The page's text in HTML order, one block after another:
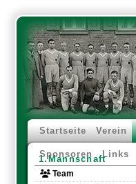
Startseite Verein
Sponsoren Links
1.Mannschaft
Team